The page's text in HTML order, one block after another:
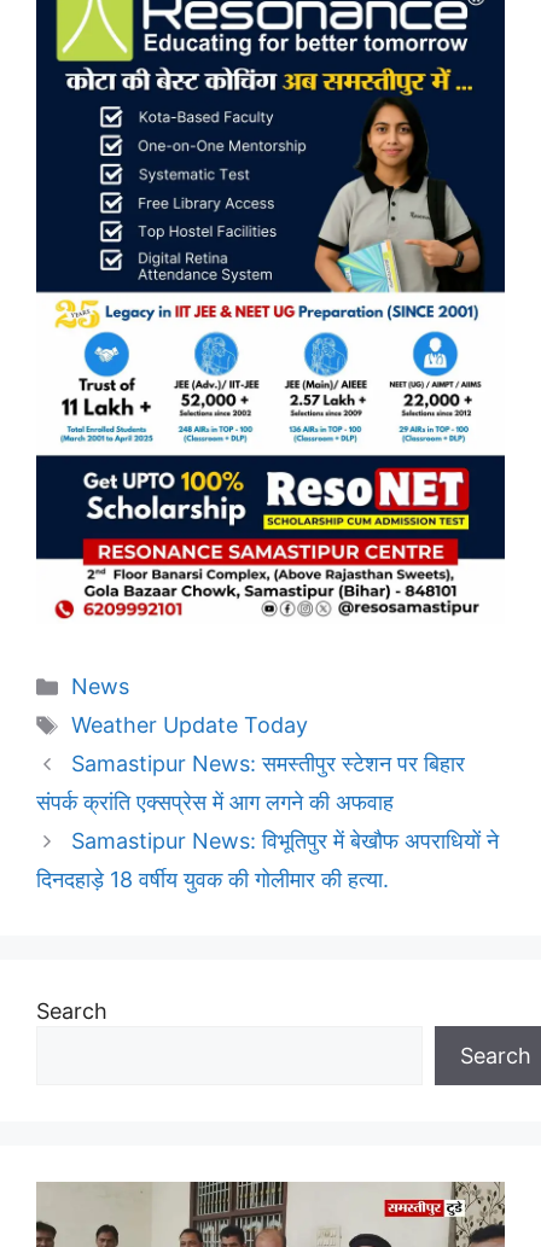
Categories
News
Tags
Weather Update Today
Samastipur News: समस्तीपुर स्टेशन पर बिहार
संपर्क क्रांति एक्सप्रेस में आग लगने की अफवाह
Samastipur News: विभूतिपुर में बेखौफ अपराधियों ने
दिनदहाड़े 18 वर्षीय युवक की गोलीमार की हत्या.
Search
Search